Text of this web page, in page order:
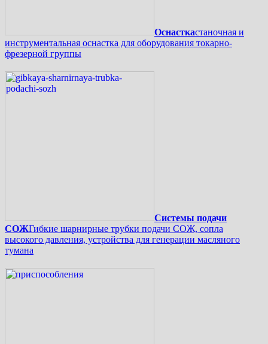
Оснасткастаночная и
инструментальная оснастка для оборудования токарно-
фрезерной группы
Системы подачи
СОЖГибкие шарнирные трубки подачи СОЖ, сопла
высокого давления, устройства для генерации масляного
тумана